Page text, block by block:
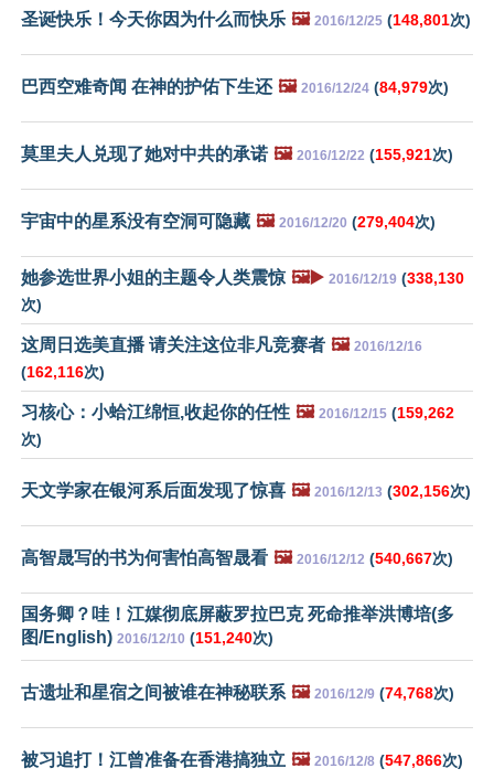
圣诞快乐！今天你因为什么而快乐 🖼️ 2016/12/25 (148,801次)
巴西空难奇闻 在神的护佑下生还 🖼️ 2016/12/24 (84,979次)
莫里夫人兑现了她对中共的承诺 🖼️ 2016/12/22 (155,921次)
宇宙中的星系没有空洞可隐藏 🖼️ 2016/12/20 (279,404次)
她参选世界小姐的主题令人类震惊 🖼️▶️ 2016/12/19 (338,130
次)
这周日选美直播 请关注这位非凡竞赛者 🖼️ 2016/12/16
(162,116次)
习核心：小蛤江绵恒,收起你的任性 🖼️ 2016/12/15 (159,262
次)
天文学家在银河系后面发现了惊喜 🖼️ 2016/12/13 (302,156次)
高智晟写的书为何害怕高智晟看 🖼️ 2016/12/12 (540,667次)
国务卿？哇！江媒彻底屏蔽罗拉巴克 死命推举洪博培(多
图/English) 2016/12/10 (151,240次)
古遗址和星宿之间被谁在神秘联系 🖼️ 2016/12/9 (74,768次)
被习追打！江曾准备在香港搞独立 🖼️ 2016/12/8 (547,866次)